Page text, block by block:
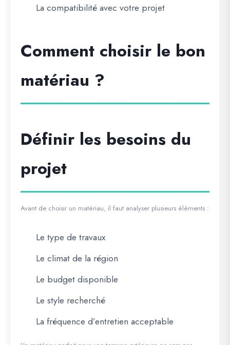
La compatibilité avec votre projet
Comment choisir le bon
matériau ?
Définir les besoins du
projet
Avant de choisir un matériau, il faut analyser plusieurs éléments :
Le type de travaux
Le climat de la région
Le budget disponible
Le style recherché
La fréquence d’entretien acceptable